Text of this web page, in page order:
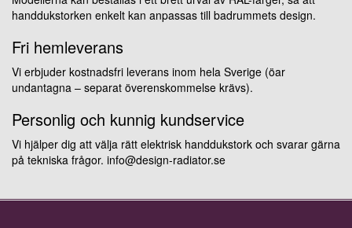
handdukstorken enkelt kan anpassas till badrummets design.
Fri hemleverans
Vi erbjuder kostnadsfri leverans inom hela Sverige (öar
undantagna – separat överenskommelse krävs).
Personlig och kunnig kundservice
Vi hjälper dig att välja rätt elektrisk handdukstork och svarar gärna
på tekniska frågor. info@design-radiator.se